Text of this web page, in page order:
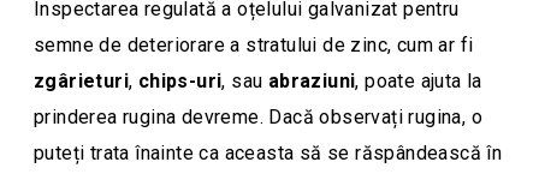
Inspectarea regulată a oțelului galvanizat pentru
semne de deteriorare a stratului de zinc, cum ar fi
zgârieturi, chips-uri, sau abraziuni, poate ajuta la
prinderea rugina devreme. Dacă observați rugina, o
puteți trata înainte ca aceasta să se răspândească în